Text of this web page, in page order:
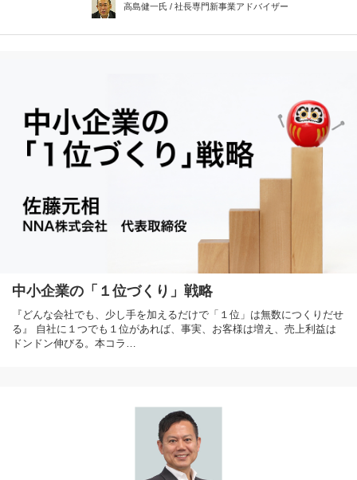
高島健一氏 / 社長専門新事業アドバイザー
中小企業の「１位づくり」戦略
『どんな会社でも、少し手を加えるだけで「１位」は無数につくりだせ
る』 自社に１つでも１位があれば、事実、お客様は増え、売上利益は
ドンドン伸びる。本コラ…